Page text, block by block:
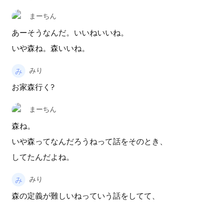
まーちん
あーそうなんだ。いいねいいね。
いや森ね。森いいね。
みり
お家森行く?
まーちん
森ね。
いや森ってなんだろうねって話をそのとき、
してたんだよね。
みり
森の定義が難しいねっていう話をしてて、